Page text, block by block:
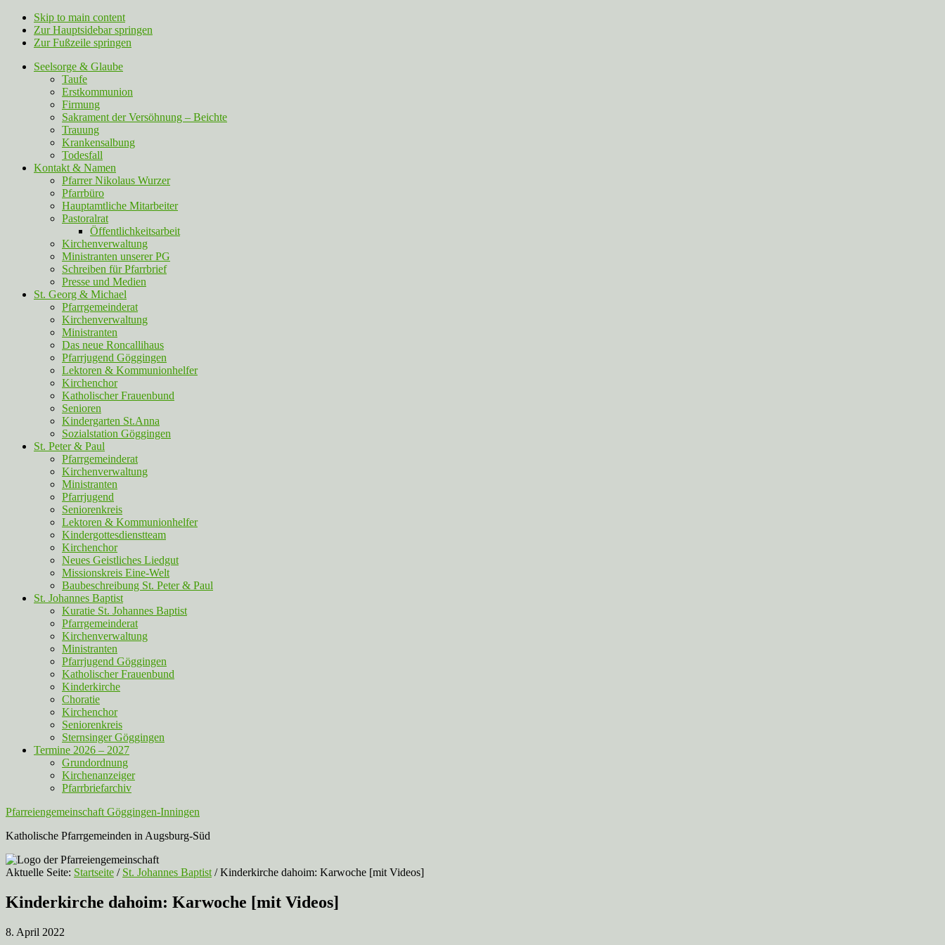
Skip to main content
Zur Hauptsidebar springen
Zur Fußzeile springen
Seelsorge & Glaube
Taufe
Erstkommunion
Firmung
Sakrament der Versöhnung – Beichte
Trauung
Krankensalbung
Todesfall
Kontakt & Namen
Pfarrer Nikolaus Wurzer
Pfarrbüro
Hauptamtliche Mitarbeiter
Pastoralrat
Öffentlichkeitsarbeit
Kirchenverwaltung
Ministranten unserer PG
Schreiben für Pfarrbrief
Presse und Medien
St. Georg & Michael
Pfarrgemeinderat
Kirchenverwaltung
Ministranten
Das neue Roncallihaus
Pfarrjugend Göggingen
Lektoren & Kommunionhelfer
Kirchenchor
Katholischer Frauenbund
Senioren
Kindergarten St.Anna
Sozialstation Göggingen
St. Peter & Paul
Pfarrgemeinderat
Kirchenverwaltung
Ministranten
Pfarrjugend
Seniorenkreis
Lektoren & Kommunionhelfer
Kindergottesdienstteam
Kirchenchor
Neues Geistliches Liedgut
Missionskreis Eine-Welt
Baubeschreibung St. Peter & Paul
St. Johannes Baptist
Kuratie St. Johannes Baptist
Pfarrgemeinderat
Kirchenverwaltung
Ministranten
Pfarrjugend Göggingen
Katholischer Frauenbund
Kinderkirche
Choratie
Kirchenchor
Seniorenkreis
Sternsinger Göggingen
Termine 2026 – 2027
Grundordnung
Kirchenanzeiger
Pfarrbriefarchiv
Pfarreiengemeinschaft Göggingen-Inningen
Katholische Pfarrgemeinden in Augsburg-Süd
Aktuelle Seite: Startseite / St. Johannes Baptist /Kinderkirche dahoim: Karwoche [mit Videos]
Kinderkirche dahoim: Karwoche [mit Videos]
8. April 2022